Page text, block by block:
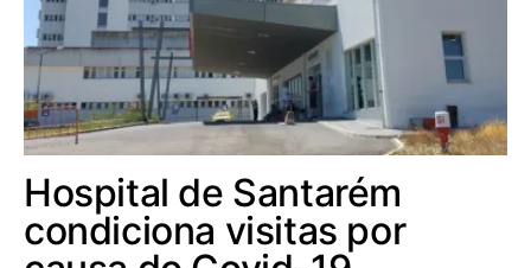
Hospital de Santarém
condiciona visitas por